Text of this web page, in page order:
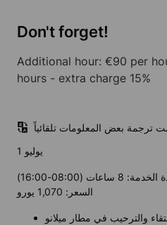
Don't forget!
Additional hour: €90 per
hours - extra charge 15%
1 يوليو
8 ساعات (08:00-16:00)
السعر: 1,070 يورو